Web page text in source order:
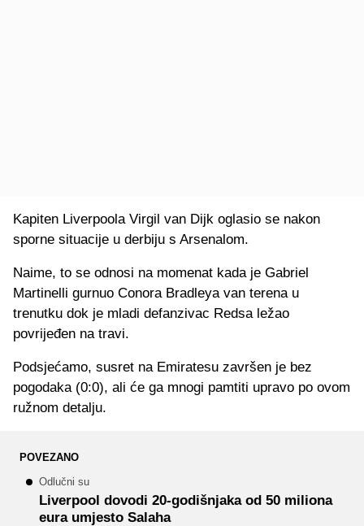
Kapiten Liverpoola Virgil van Dijk oglasio se nakon
sporne situacije u derbiju s Arsenalom.
Naime, to se odnosi na momenat kada je Gabriel
Martinelli gurnuo Conora Bradleya van terena u
trenutku dok je mladi defanzivac Redsa ležao
povrijeđen na travi.
Podsjećamo, susret na Emiratesu završen je bez
pogodaka (0:0), ali će ga mnogi pamtiti upravo po ovom
ružnom detalju.
POVEZANO
Odlučni su
Liverpool dovodi 20-godišnjaka od 50 miliona
eura umjesto Salaha